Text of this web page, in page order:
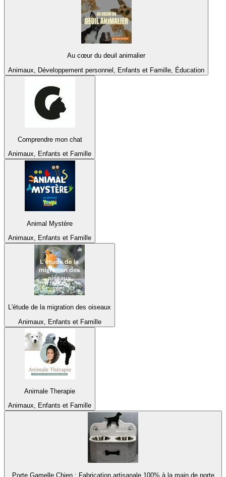
Au cœur du deuil animalier
Animaux, Développement personnel, Enfants et Famille, Éducation
Comprendre mon chat
Animaux, Enfants et Famille
Animal Mystère
Animaux, Enfants et Famille
L'étude de la migration des oiseaux
Animaux, Enfants et Famille
Animale Therapie
Animaux, Enfants et Famille
Porte Gamelle Chien : Fabrication artisanale 100% à la main de porte